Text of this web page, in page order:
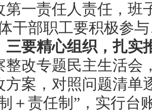
第一责任人责任，班
干部职工要积极参
三要精心组织，扎实
整改专题民主生活会
方案，对照问题清单
＋责任制”，实行台